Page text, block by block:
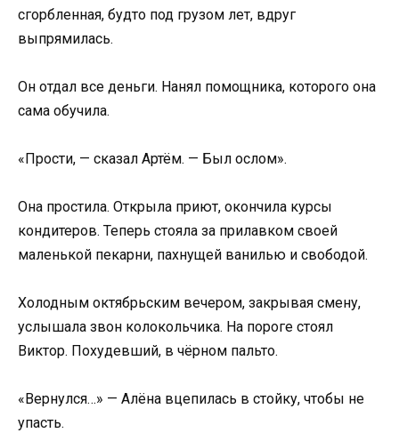
сгорбленная, будто под грузом лет, вдруг
выпрямилась.
Он отдал все деньги. Нанял помощника, которого она
сама обучила.
«Прости, — сказал Артём. — Был ослом».
Она простила. Открыла приют, окончила курсы
кондитеров. Теперь стояла за прилавком своей
маленькой пекарни, пахнущей ванилью и свободой.
Холодным октябрьским вечером, закрывая смену,
услышала звон колокольчика. На пороге стоял
Виктор. Похудевший, в чёрном пальто.
«Вернулся…» — Алёна вцепилась в стойку, чтобы не
упасть.